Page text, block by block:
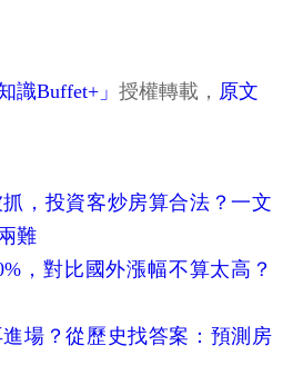
識Buffet+」 授權轉載， 原文
，投資客炒房算合法？一文
難
，對比國外漲幅不算太高？
場？從歷史找答案：預測房